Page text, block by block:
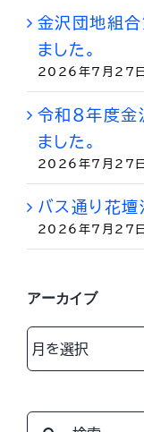
金沢団地組合
ました。
2026年7月27日
令和８年度
ました。
2026年7月27日
バス通り花
2026年7月27日
アーカイブ
ア
ー
イ